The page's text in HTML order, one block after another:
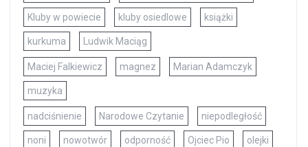
Kluby w powiecie kluby osiedlowe książki
kurkuma Ludwik Maciąg
Maciej Falkiewicz magnez Marian Adamczyk
muzyka
nadciśnienie Narodowe Czytanie niepodległość
noni nowotwór odporność Ojciec Pio olejki